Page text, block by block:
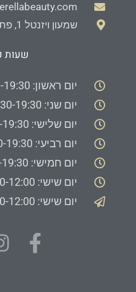
שמעון ויזנטל 1, פתח תקווה
שעות
יום ראשון: 8:30-19:30
יום שני: 8:30-19:30
יום שלישי: 8:30-19:30
יום רביעי: 8:30-19:30
יום חמישי: 8:30-19:30
יום שישי: 9:00-12:00
יום שישי: 9:00-12:00